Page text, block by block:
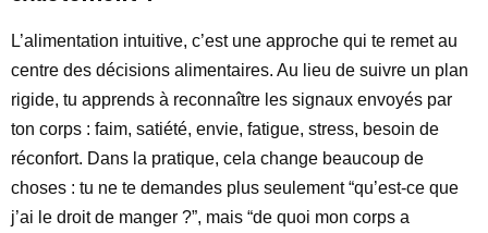
L’alimentation intuitive, c’est une approche qui te remet au
centre des décisions alimentaires. Au lieu de suivre un plan
rigide, tu apprends à reconnaître les signaux envoyés par
ton corps : faim, satiété, envie, fatigue, stress, besoin de
réconfort. Dans la pratique, cela change beaucoup de
choses : tu ne te demandes plus seulement “qu’est-ce que
j’ai le droit de manger ?”, mais “de quoi mon corps a